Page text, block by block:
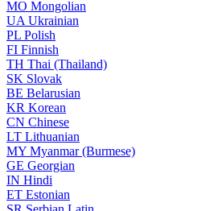
MO Mongolian
UA Ukrainian
PL Polish
FI Finnish
TH Thai (Thailand)
SK Slovak
BE Belarusian
KR Korean
CN Chinese
LT Lithuanian
MY Myanmar (Burmese)
GE Georgian
IN Hindi
ET Estonian